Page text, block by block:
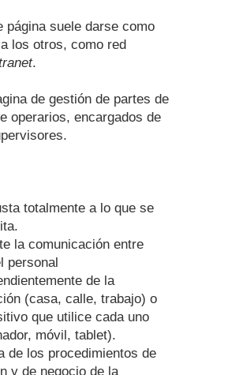
página suele darse como
los otros, como red
.
de gestión de partes de
operarios, encargados de
totalmente a lo que se
la comunicación entre
personal
de la
(casa, calle, trabajo) o
que utilice cada uno
móvil, tablet).
de los procedimientos de
y de negocio de la